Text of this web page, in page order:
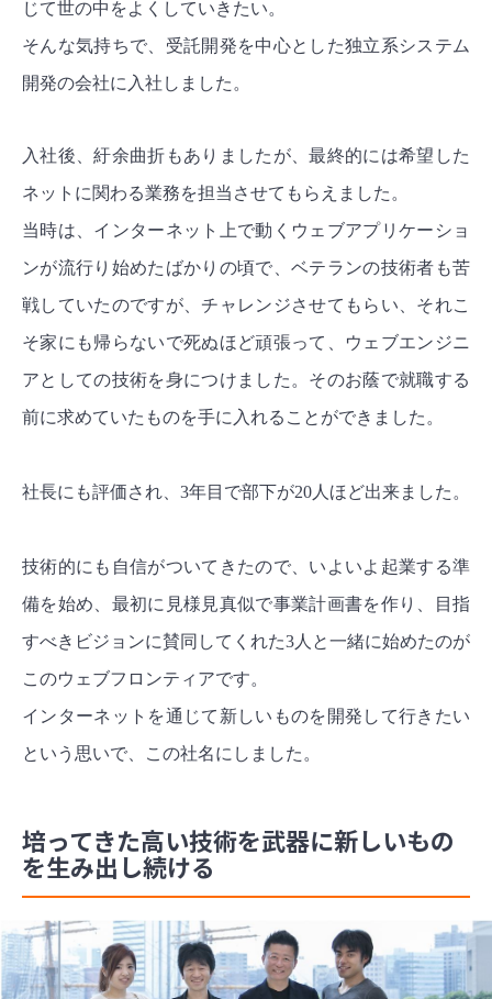
じて世の中をよくしていきたい。
そんな気持ちで、受託開発を中心とした独立系システム
開発の会社に入社しました。
入社後、紆余曲折もありましたが、最終的には希望した
ネットに関わる業務を担当させてもらえました。
当時は、インターネット上で動くウェブアプリケーショ
ンが流行り始めたばかりの頃で、ベテランの技術者も苦
戦していたのですが、チャレンジさせてもらい、それこ
そ家にも帰らないで死ぬほど頑張って、ウェブエンジニ
アとしての技術を身につけました。そのお蔭で就職する
前に求めていたものを手に入れることができました。
社長にも評価され、3年目で部下が20人ほど出来ました。
技術的にも自信がついてきたので、いよいよ起業する準
備を始め、最初に見様見真似で事業計画書を作り、目指
すべきビジョンに賛同してくれた3人と一緒に始めたのが
このウェブフロンティアです。
インターネットを通じて新しいものを開発して行きたい
という思いで、この社名にしました。
培ってきた高い技術を武器に新しいもの
を生み出し続ける